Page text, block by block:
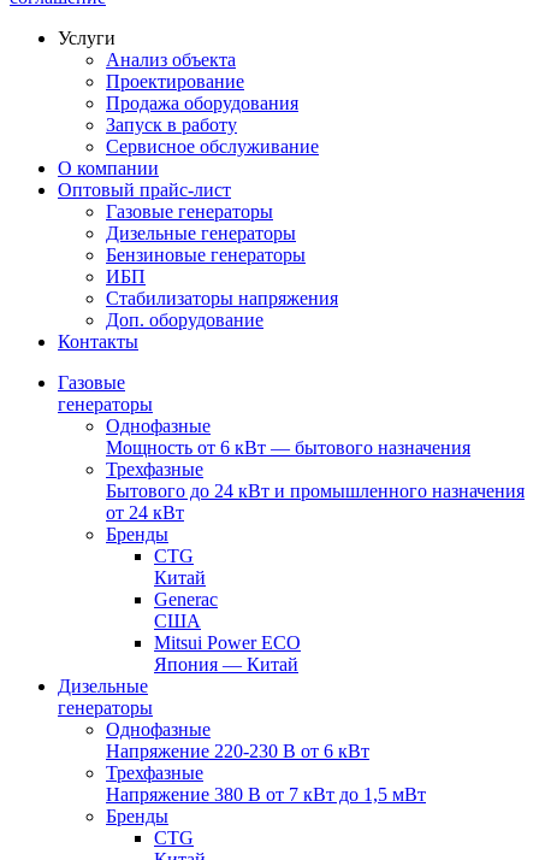
Услуги
Анализ объекта
Проектирование
Продажа оборудования
Запуск в работу
Сервисное обслуживание
О компании
Оптовый прайс-лист
Газовые генераторы
Дизельные генераторы
Бензиновые генераторы
ИБП
Стабилизаторы напряжения
Доп. оборудование
Контакты
Газовые
генераторы
Однофазные
Мощность от 6 кВт — бытового назначения
Трехфазные
Бытового до 24 кВт и промышленного назначения
от 24 кВт
Бренды
CTG
Китай
Generac
США
Mitsui Power ECO
Япония — Китай
Дизельные
генераторы
Однофазные
Напряжение 220-230 В от 6 кВт
Трехфазные
Напряжение 380 В от 7 кВт до 1,5 мВт
Бренды
CTG